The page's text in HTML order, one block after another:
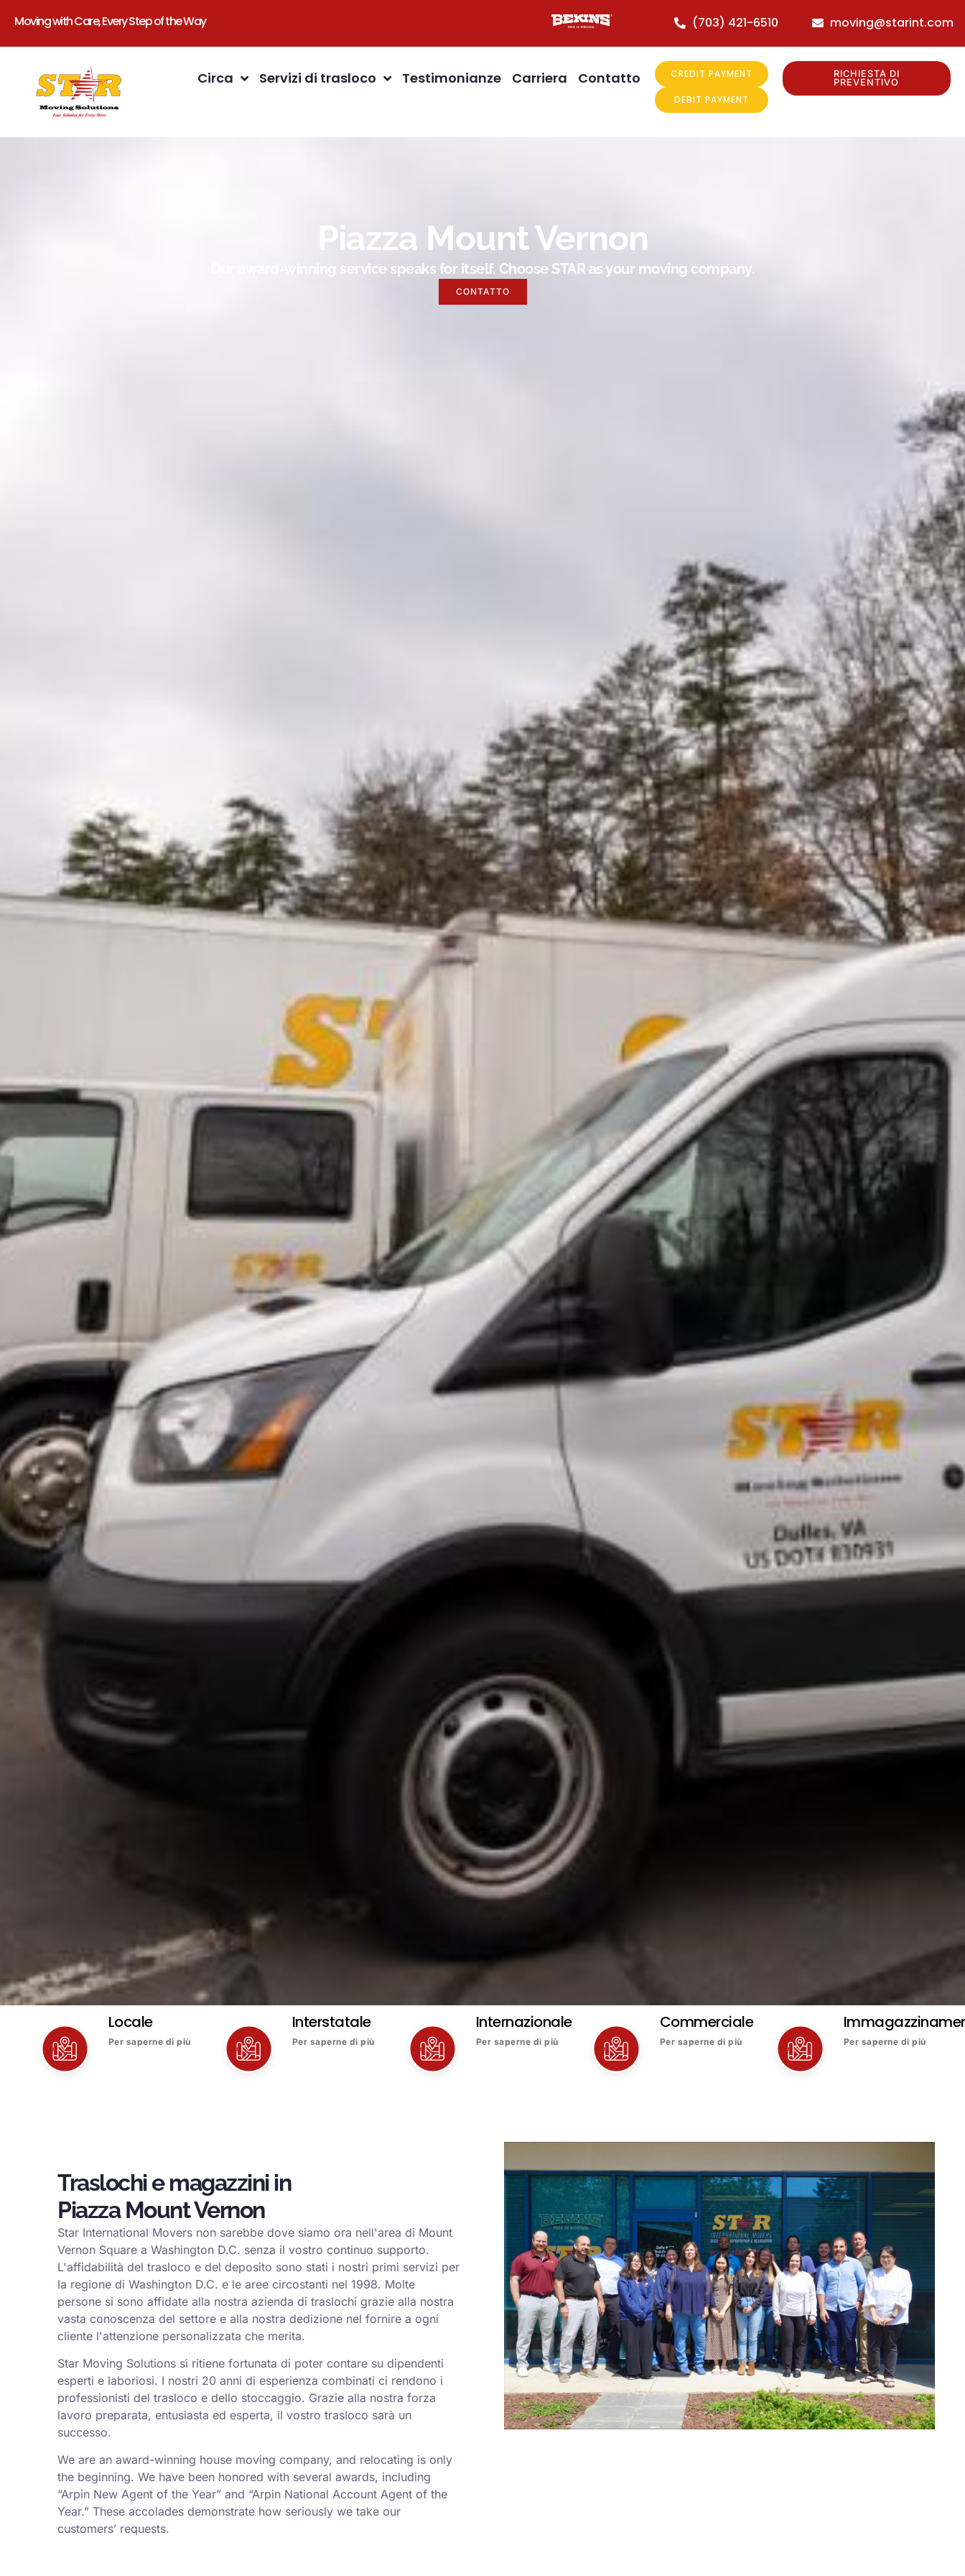
Moving with Care, Every Step of the Way (703) 421-6510 moving@starint.com
Circa Servizi di trasloco Testimonianze Carriera Contatto CREDIT PAYMENT
DEBIT PAYMENT
RICHIESTA DI
PREVENTIVO
Piazza Mount Vernon
Our award-winning service speaks for itself. Choose STAR as your moving company.
CONTATTO
Locale
Per saperne di più
Interstatale
Per saperne di più
Internazionale
Per saperne di più
Commerciale
Per saperne di più Per saperne di più
Traslochi e magazzini in
Piazza Mount Vernon
Star International Movers non sarebbe dove siamo ora nell'area di Mount
Vernon Square a Washington D.C. senza il vostro continuo supporto.
L'affidabilità del trasloco e del deposito sono stati i nostri primi servizi per
la regione di Washington D.C. e le aree circostanti nel 1998. Molte
persone si sono affidate alla nostra azienda di traslochi grazie alla nostra
vasta conoscenza del settore e alla nostra dedizione nel fornire a ogni
cliente l'attenzione personalizzata che merita.
Star Moving Solutions si ritiene fortunata di poter contare su dipendenti
esperti e laboriosi. I nostri 20 anni di esperienza combinati ci rendono i
professionisti del trasloco e dello stoccaggio. Grazie alla nostra forza
lavoro preparata, entusiasta ed esperta, il vostro trasloco sarà un
successo.
We are an award-winning house moving company, and relocating is only
the beginning. We have been honored with several awards, including
“Arpin New Agent of the Year” and “Arpin National Account Agent of the
Year.” These accolades demonstrate how seriously we take our
customers’ requests.